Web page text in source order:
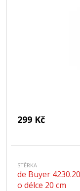
299 Kč
STĚRKA
de Buyer
o délce 20 cm